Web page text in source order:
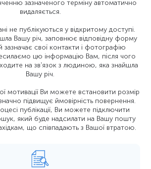
зазначеного терміну автоматично
видаляється.
не публікуються у відкритому доступі.
Вашу річ, заповнює відповідну форму
зазначає свої контакти і фотографію
цю інформацію Вам, після чого
на зв'язок з людиною, яка знайшла
Вашу річ.
мотивації Ви можете встановити розмір
підвищує ймовірність повернення.
публікації, Ви можете підключити
який буде надсилати на Вашу пошту
що співпадають з Вашої втратою.